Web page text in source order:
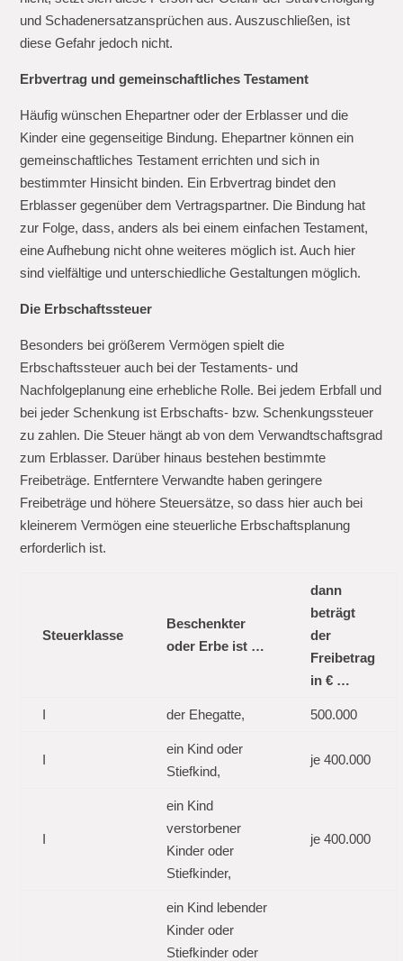
und Schadenersatzansprüchen aus. Auszuschließen, ist
diese Gefahr jedoch nicht.
Erbvertrag und gemeinschaftliches Testament
Häufig wünschen Ehepartner oder der Erblasser und die
Kinder eine gegenseitige Bindung. Ehepartner können ein
gemeinschaftliches Testament errichten und sich in
bestimmter Hinsicht binden. Ein Erbvertrag bindet den
Erblasser gegenüber dem Vertragspartner. Die Bindung hat
zur Folge, dass, anders als bei einem einfachen Testament,
eine Aufhebung nicht ohne weiteres möglich ist. Auch hier
sind vielfältige und unterschiedliche Gestaltungen möglich.
Die Erbschaftssteuer
Besonders bei größerem Vermögen spielt die
Erbschaftssteuer auch bei der Testaments- und
Nachfolgeplanung eine erhebliche Rolle. Bei jedem Erbfall und
bei jeder Schenkung ist Erbschafts- bzw. Schenkungssteuer
zu zahlen. Die Steuer hängt ab von dem Verwandtschaftsgrad
zum Erblasser. Darüber hinaus bestehen bestimmte
Freibeträge. Entferntere Verwandte haben geringere
Freibeträge und höhere Steuersätze, so dass hier auch bei
kleinerem Vermögen eine steuerliche Erbschaftsplanung
erforderlich ist.
Steuerklasse
Beschenkter
oder Erbe ist …
dann
beträgt
der
Freibetrag
in € …
I der Ehegatte, 500.000
I
ein Kind oder
Stiefkind,
je 400.000
I
ein Kind
verstorbener
Kinder oder
Stiefkinder,
je 400.000
ein Kind lebender
Kinder oder
Stiefkinder oder